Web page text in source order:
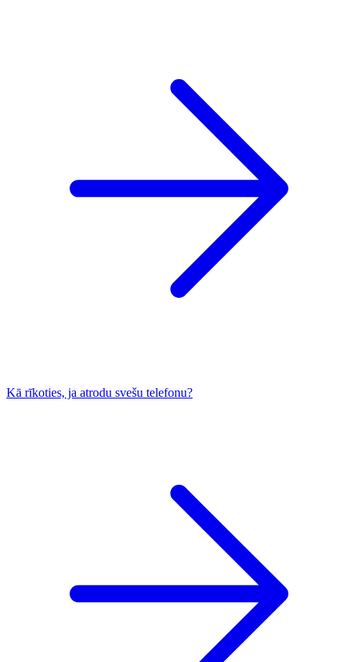
Kā rīkoties, ja atrodu svešu telefonu?